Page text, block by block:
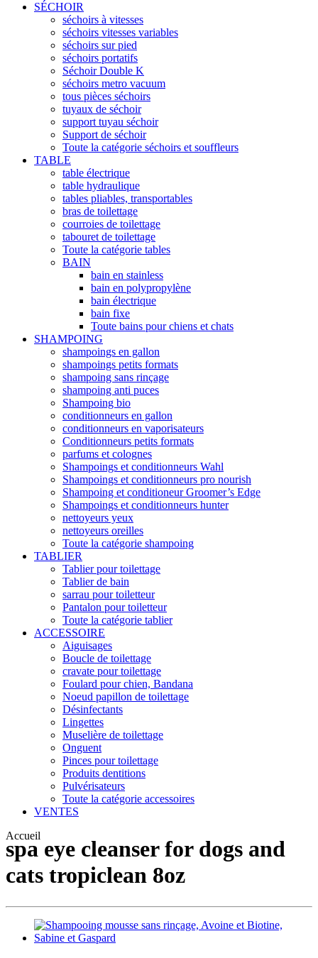
SÉCHOIR
séchoirs à vitesses
séchoirs vitesses variables
séchoirs sur pied
séchoirs portatifs
Séchoir Double K
séchoirs metro vacuum
tous pièces séchoirs
tuyaux de séchoir
support tuyau séchoir
Support de séchoir
Toute la catégorie séchoirs et souffleurs
TABLE
table électrique
table hydraulique
tables pliables, transportables
bras de toilettage
courroies de toilettage
tabouret de toilettage
Toute la catégorie tables
BAIN
bain en stainless
bain en polypropylène
bain électrique
bain fixe
Toute bains pour chiens et chats
SHAMPOING
shampoings en gallon
shampoings petits formats
shampoing sans rinçage
shampoing anti puces
Shampoing bio
conditionneurs en gallon
conditionneurs en vaporisateurs
Conditionneurs petits formats
parfums et colognes
Shampoings et conditionneurs Wahl
Shampoings et conditionneurs pro nourish
Shampoing et conditioneur Groomer’s Edge
Shampoings et conditionneurs hunter
nettoyeurs yeux
nettoyeurs oreilles
Toute la catégorie shampoing
TABLIER
Tablier pour toilettage
Tablier de bain
sarrau pour toiletteur
Pantalon pour toiletteur
Toute la catégorie tablier
ACCESSOIRE
Aiguisages
Boucle de toilettage
cravate pour toilettage
Foulard pour chien, Bandana
Noeud papillon de toilettage
Désinfectants
Lingettes
Muselière de toilettage
Onguent
Pinces pour toilettage
Produits dentitions
Pulvérisateurs
Toute la catégorie accessoires
VENTES
Accueil
spa eye cleanser for dogs and
cats tropiclean 8oz